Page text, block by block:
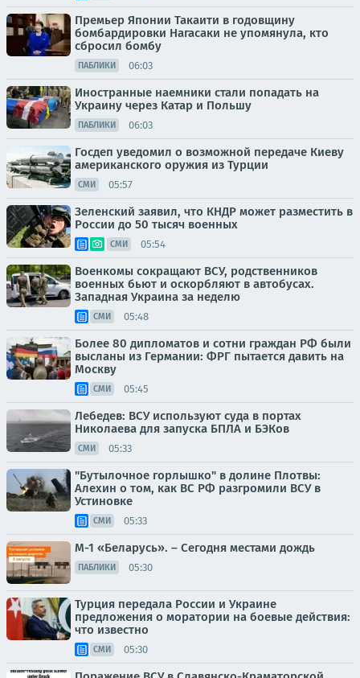
Премьер Японии Такаити в годовщину
бомбардировки Нагасаки не упомянула, кто
сбросил бомбу
ПАБЛИКИ 06:03
Иностранные наемники стали попадать на
Украину через Катар и Польшу
ПАБЛИКИ 06:03
Госдеп уведомил о возможной передаче Киеву
американского оружия из Турции
СМИ 05:57
Зеленский заявил, что КНДР может разместить в
России до 50 тысяч военных
СМИ 05:54
Военкомы сокращают ВСУ, родственников
военных бьют и оскорбляют в автобусах.
Западная Украина за неделю
СМИ 05:48
Более 80 дипломатов и сотни граждан РФ были
высланы из Германии: ФРГ пытается давить на
Москву
СМИ 05:45
Лебедев: ВСУ используют суда в портах
Николаева для запуска БПЛА и БЭКов
СМИ 05:33
"Бутылочное горлышко" в долине Плотвы:
Алехин о том, как ВС РФ разгромили ВСУ в
Устиновке
СМИ 05:33
М-1 «Беларусь». – Сегодня местами дождь
ПАБЛИКИ 05:30
Турция передала России и Украине
предложения о моратории на боевые действия:
что известно
СМИ 05:30